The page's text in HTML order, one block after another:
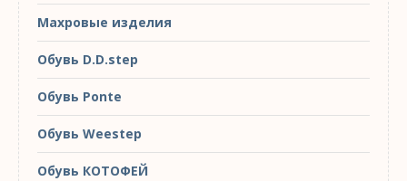
Махровые изделия
Обувь D.D.step
Обувь Ponte
Обувь Weestep
Обувь КОТОФЕЙ